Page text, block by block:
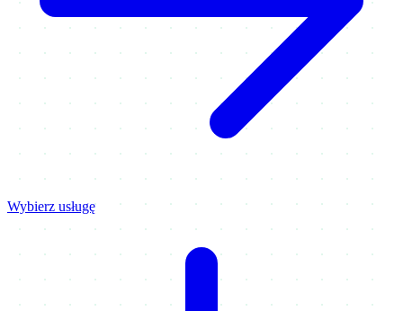
Wybierz usługę